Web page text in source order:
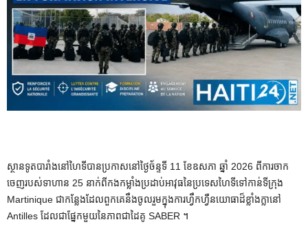
ស្ថានទូតបារាំងនៅហៃទីបានប្រកាសនៅថ្ងៃច័ន្ទទី 11 ខែឧសភា ឆ្នាំ 2026 ពីការចាក
ចេញរបស់ទាហាន 25 នាក់ពីកងកម្លាំងប្រដាប់អាវុធនៃប្រទេសហៃទីទៅកាន់ទីក្រុង
Martinique ជាកន្លែងដែលពួកគេនឹងចូលរួមក្នុងការហ្វឹកហ្វឺនយោធាដ៏ខ្លាំងក្លានៅ
Antilles ដែលជាផ្នែកមួយនៃភាពជាដៃគូ SABER ។